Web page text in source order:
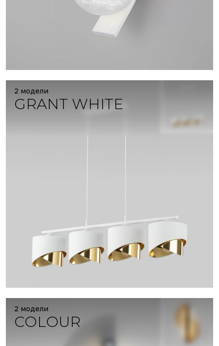
2 модели
GRANT WHITE
2 модели
COLOUR